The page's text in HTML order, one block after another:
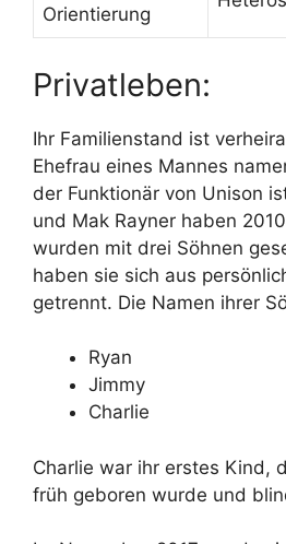
Orientierung
Privatleben:
Ihr Familienstand ist
Ehefrau eines Mannes
der Funktionär von Unison
und Mak Rayner haben
wurden mit drei Söhnen
haben sie sich aus
getrennt. Die Namen ihrer
Ryan
Jimmy
Charlie
Charlie war ihr erstes Kind,
früh geboren wurde und